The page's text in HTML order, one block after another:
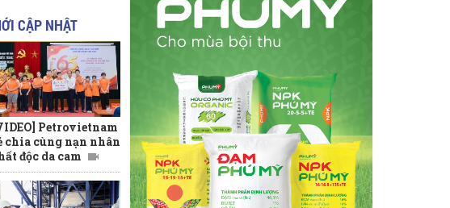
CẬP NHẬT
Petrovietnam
chia cùng nạn nhân
độc da cam